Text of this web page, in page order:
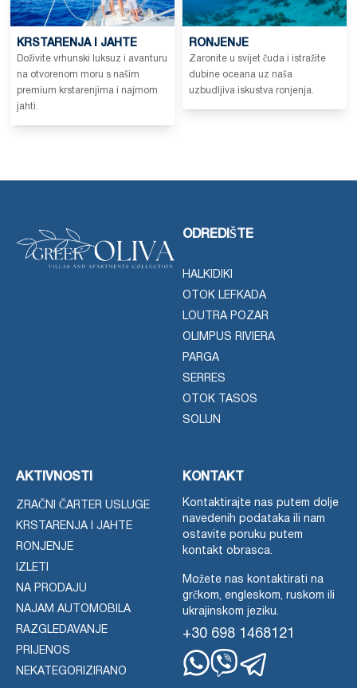
KRSTARENJA I JAHTE
Doživite vrhunski luksuz i avanturu
na otvorenom moru s našim
premium krstarenjima i najmom
jahti.
RONJENJE
Zaronite u svijet čuda i istražite
dubine oceana uz naša
uzbudljiva iskustva ronjenja.
ODREDIŠTE
HALKIDIKI
OTOK LEFKADA
LOUTRA POZAR
OLIMPUS RIVIERA
PARGA
SERRES
OTOK TASOS
SOLUN
AKTIVNOSTI
ZRAČNI ČARTER USLUGE
KRSTARENJA I JAHTE
RONJENJE
IZLETI
NA PRODAJU
NAJAM AUTOMOBILA
RAZGLEDAVANJE
PRIJENOS
NEKATEGORIZIRANO
KONTAKT
Kontaktirajte nas putem dolje
navedenih podataka ili nam
ostavite poruku putem
kontakt obrasca.
Možete nas kontaktirati na
grčkom, engleskom, ruskom ili
ukrajinskom jeziku.
+30 698 1468121